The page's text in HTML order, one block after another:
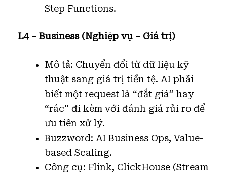
Step Functions.
L4 – Business (Nghiệp vụ – Giá trị)
Mô tả: Chuyển đổi từ dữ liệu kỹ
thuật sang giá trị tiền tệ. AI phải
biết một request là “đắt giá” hay
“rác” đi kèm với đánh giá rủi ro để
ưu tiên xử lý.
Buzzword: AI Business Ops, Value-
based Scaling.
Công cụ: Flink, ClickHouse (Stream